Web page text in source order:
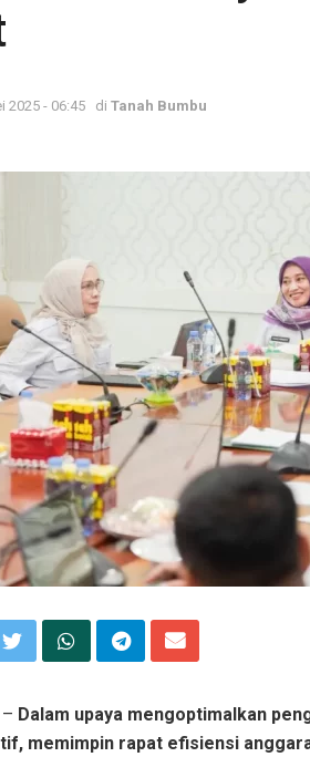
2025 - 06:45 di Tanah Bumbu
– Dalam upaya mengoptimalkan
memimpin rapat efisiensi